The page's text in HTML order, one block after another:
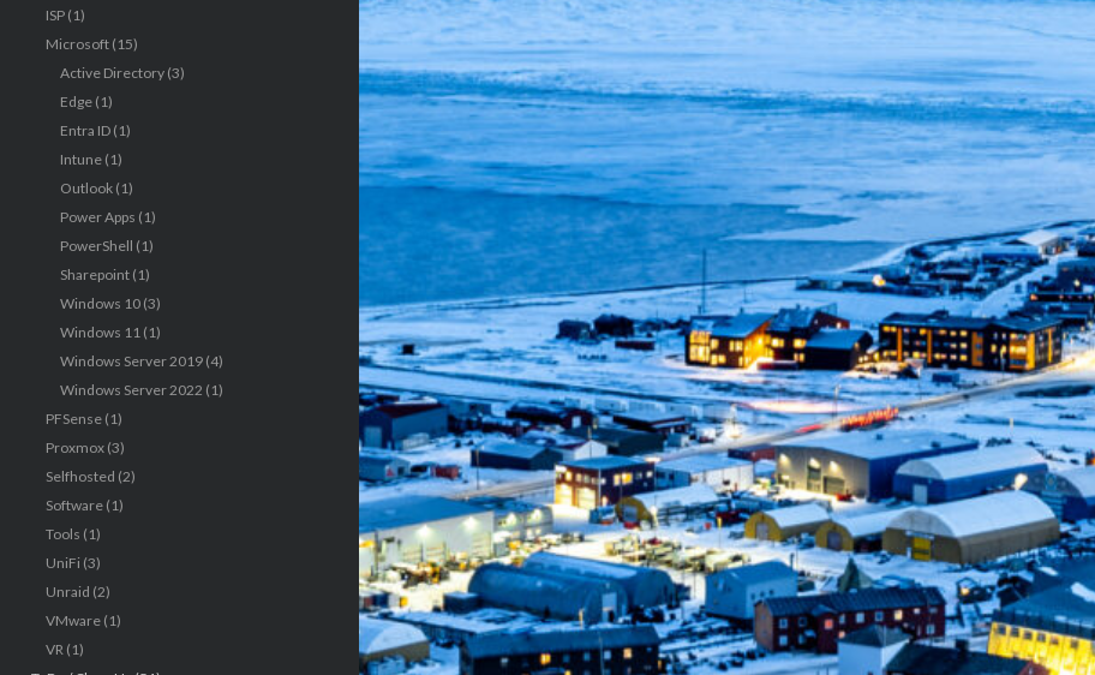
ISP(1)
Microsoft(15)
Active Directory(3)
Edge(1)
Entra ID(1)
Intune(1)
Outlook(1)
Power Apps (1)
PowerShell (1)
Sharepoint(1)
Windows 10(3)
Windows 11(1)
Windows Server 2019(4)
Windows Server 2022 (1)
PFSense(1)
Proxmox(3)
Selfhosted (2)
Software(1)
Tools (1)
UniFi (3)
Unraid (2)
VMware(1)
VR(1)